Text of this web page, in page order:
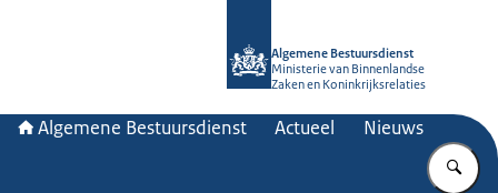
Algemene Bestuursdienst
Ministerie van Binnenlandse
Zaken en Koninkrijksrelaties
Algemene Bestuursdienst Actueel Nieuws